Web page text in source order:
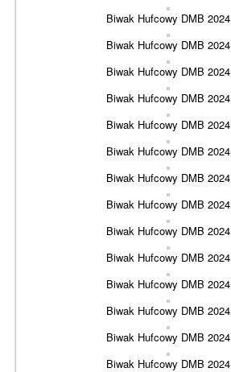
Biwak Hufcowy DMB 2024
Biwak Hufcowy DMB 2024
Biwak Hufcowy DMB 2024
Biwak Hufcowy DMB 2024
Biwak Hufcowy DMB 2024
Biwak Hufcowy DMB 2024
Biwak Hufcowy DMB 2024
Biwak Hufcowy DMB 2024
Biwak Hufcowy DMB 2024
Biwak Hufcowy DMB 2024
Biwak Hufcowy DMB 2024
Biwak Hufcowy DMB 2024
Biwak Hufcowy DMB 2024
Biwak Hufcowy DMB 2024